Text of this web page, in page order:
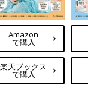
Amazon
で購入
楽天ブックス
で購入